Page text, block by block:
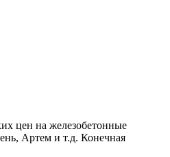
цен на железобетонные
Артем и т.д. Конечная